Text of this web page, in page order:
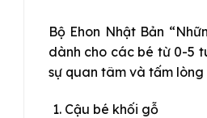
Bộ Ehon Nhật Bản
dành cho các bé từ 0-5
sự quan tâm và tấm
Cậu bé khối gỗ